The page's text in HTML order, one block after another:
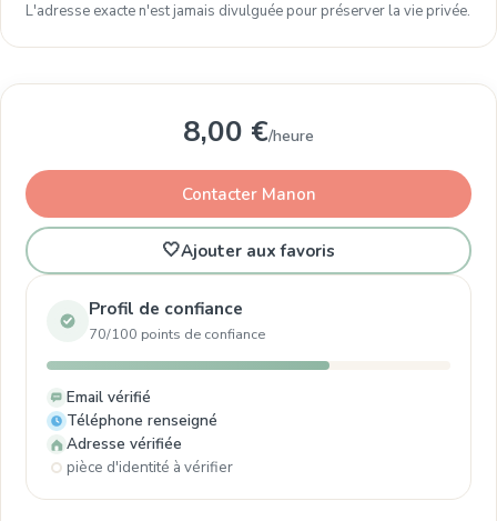
L'adresse exacte n'est jamais divulguée pour préserver la vie privée.
8,00 €/heure
Contacter Manon
🤍Ajouter aux favoris
Profil de confiance
70/100 points de confiance
Email vérifié
Téléphone renseigné
Adresse vérifiée
pièce d'identité à vérifier